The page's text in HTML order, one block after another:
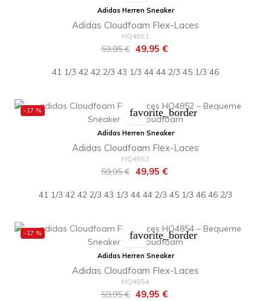
Adidas Herren Sneaker
Adidas Cloudfoam Flex-Laces
HQ4851
Regulärer
59,95 € Preis
49,95 €
41 1/3 42 42 2/3 43 1/3 44 44 2/3 45 1/3 46
-17 % favorite_border
Adidas Herren Sneaker
Adidas Cloudfoam Flex-Laces
HQ4852
Regulärer
59,95 € Preis
49,95 €
41 1/3 42 42 2/3 43 1/3 44 44 2/3 45 1/3 46 46 2/3
-17 % favorite_border
Adidas Herren Sneaker
Adidas Cloudfoam Flex-Laces
HQ4854
Regulärer
59,95 € Preis
49,95 €